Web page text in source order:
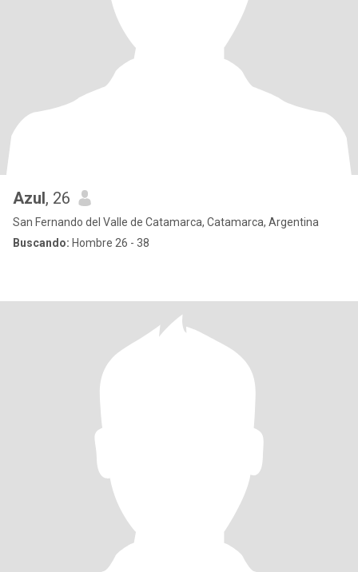
Azul, 26
San Fernando del Valle de Catamarca, Catamarca, Argentina
Buscando: Hombre 26 - 38